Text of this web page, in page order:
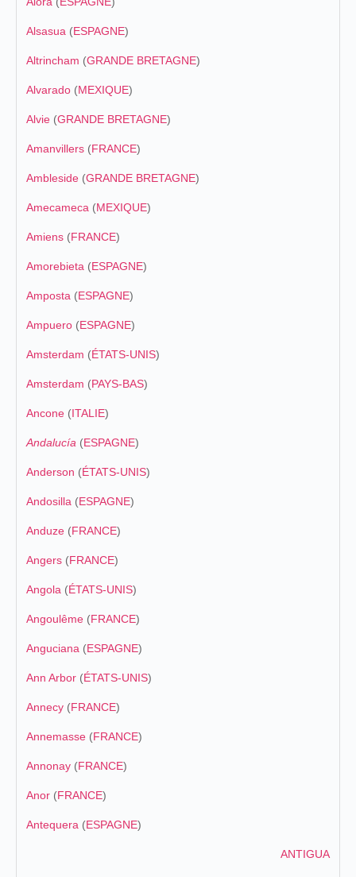
Alsasua (ESPAGNE)
Altrincham (GRANDE BRETAGNE)
Alvarado (MEXIQUE)
Alvie (GRANDE BRETAGNE)
Amanvillers (FRANCE)
Ambleside (GRANDE BRETAGNE)
Amecameca (MEXIQUE)
Amiens (FRANCE)
Amorebieta (ESPAGNE)
Amposta (ESPAGNE)
Ampuero (ESPAGNE)
Amsterdam (ÉTATS-UNIS)
Amsterdam (PAYS-BAS)
Ancone (ITALIE)
Andalucía (ESPAGNE)
Anderson (ÉTATS-UNIS)
Andosilla (ESPAGNE)
Anduze (FRANCE)
Angers (FRANCE)
Angola (ÉTATS-UNIS)
Angoulême (FRANCE)
Anguciana (ESPAGNE)
Ann Arbor (ÉTATS-UNIS)
Annecy (FRANCE)
Annemasse (FRANCE)
Annonay (FRANCE)
Anor (FRANCE)
Antequera (ESPAGNE)
ANTIGUA